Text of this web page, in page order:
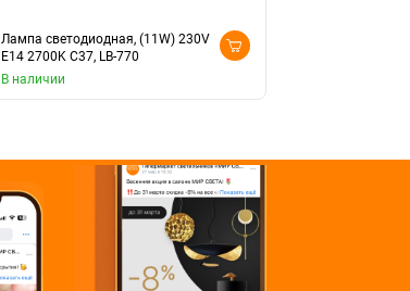
Лампа светодиодная, (11W) 230V
E14 2700K С37, LB-770
В наличии